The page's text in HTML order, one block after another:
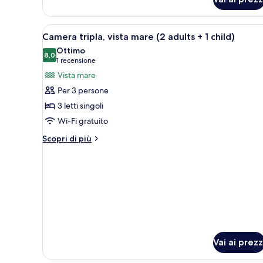
Apri
tutte
le
foto
per
Camera
tripla,
vista
mare
Un balcone con vista sulla
7
Camera tripla, vista mare (2 adults + 1 child)
8,08,0 su 10
Ottimo
1 recensione
(1
recensione)
Vista mare
Per 3 persone
3 letti singoli
Wi-Fi gratuito
Scopri di più
Altri
child)
Vai ai